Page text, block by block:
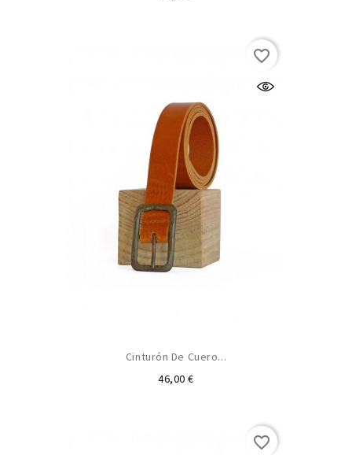
Cinturón De Cuero...
46,00 €Precio
favorite_border
favorite_border